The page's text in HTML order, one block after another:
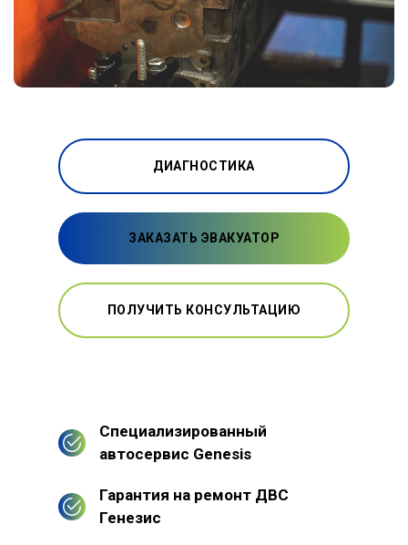
ДИАГНОСТИКА
ЗАКАЗАТЬ ЭВАКУАТОР
ПОЛУЧИТЬ КОНСУЛЬТАЦИЮ
Специализированный
автосервис Genesis
Гарантия на ремонт ДВС
Генезис